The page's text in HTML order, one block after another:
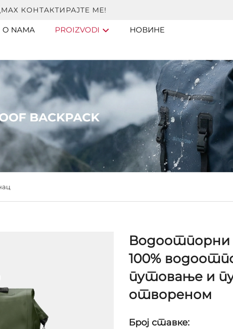
КОНТАКТИРАЈТЕ МЕ!
O NAMA PROIZVODI НОВИНЕ
Водоотпорни
100%
путовање и
отвореном
Број ставке: